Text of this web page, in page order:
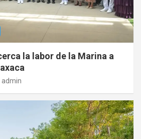
la labor de la Marina a
admin